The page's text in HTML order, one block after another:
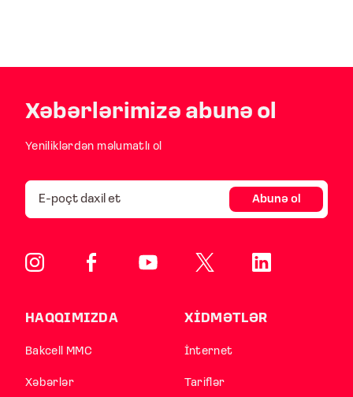
Xəbərlərimizə abunə ol
Yeniliklərdən məlumatlı ol
Abunə ol
HAQQIMIZDA
Bakcell MMC
Xəbərlər
XİDMƏTLƏR
İnternet
Tariflər